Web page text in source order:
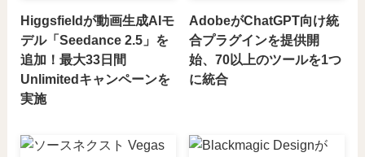
Higgsfieldが動画生成AIモ
デル「Seedance 2.5」を
追加！最大33日間
Unlimitedキャンペーンを
実施
AdobeがChatGPT向け統
合プラグインを提供開
始、70以上のツールを1つ
に統合